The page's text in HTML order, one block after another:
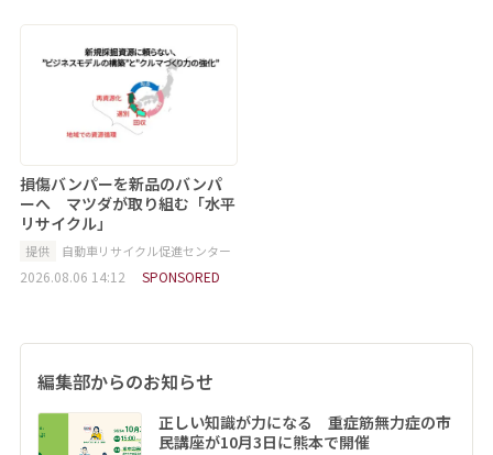
損傷バンパーを新品のバンパ
ーへ マツダが取り組む「水平
リサイクル」
提供 自動車リサイクル促進センター
2026.08.06 14:12 SPONSORED
編集部からのお知らせ
正しい知識が力になる 重症筋無力症の市
民講座が10月3日に熊本で開催